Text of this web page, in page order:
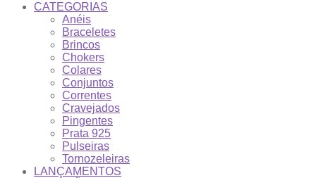
CATEGORIAS
Anéis
Braceletes
Brincos
Chokers
Colares
Conjuntos
Correntes
Cravejados
Pingentes
Prata 925
Pulseiras
Tornozeleiras
LANÇAMENTOS